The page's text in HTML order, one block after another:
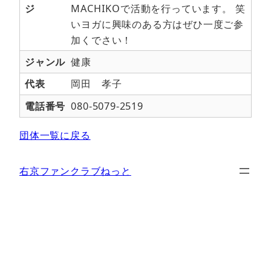
ジ
MACHIKOで活動を行っています。 笑
いヨガに興味のある方はぜひ一度ご参
加くでさい！
ジャンル 健康
代表
岡田 孝子
電話番号 080-5079-2519
団体一覧に戻る
右京ファンクラブねっと